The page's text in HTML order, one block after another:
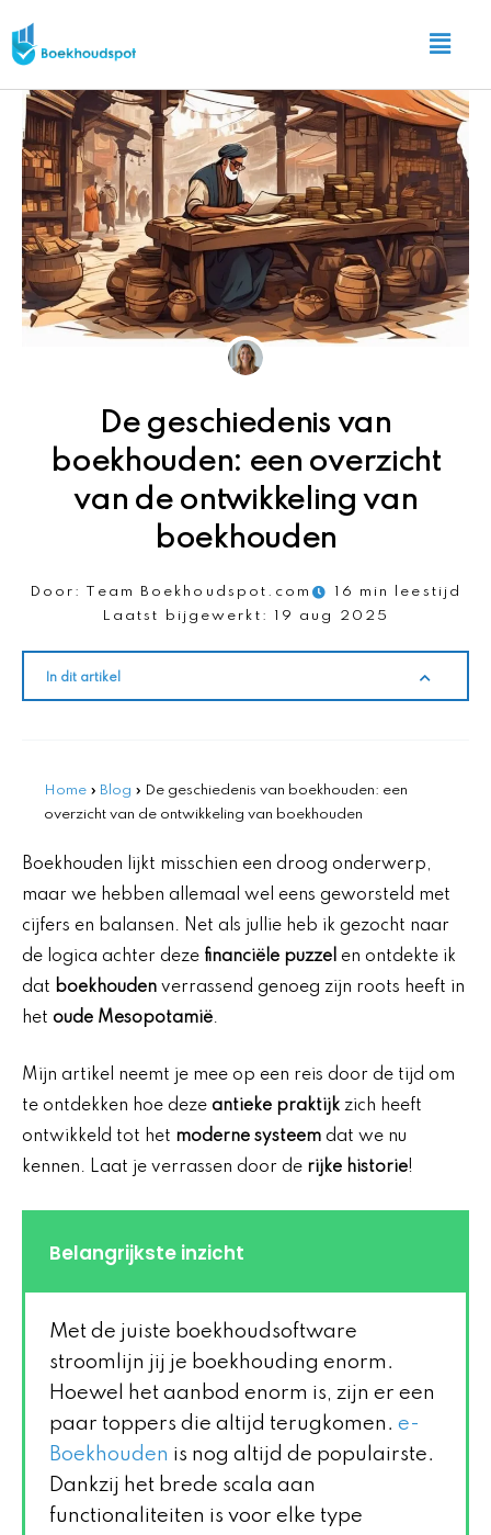
naar
de
Main
Menu
De geschiedenis van
boekhouden: een overzicht
van de ontwikkeling van
boekhouden
Door: Team Boekhoudspot.com
16 min leestijd
Laatst bijgewerkt:
19 aug 2025
In dit artikel
Home » Blog » De geschiedenis van boekhouden: een
overzicht van de ontwikkeling van boekhouden
Boekhouden lijkt misschien een droog onderwerp,
maar we hebben allemaal wel eens geworsteld met
cijfers en balansen. Net als jullie heb ik gezocht naar
de logica achter deze financiële puzzel en ontdekte ik
dat boekhouden verrassend genoeg zijn roots heeft in
het oude Mesopotamië.
Mijn artikel neemt je mee op een reis door de tijd om
te ontdekken hoe deze antieke praktijk zich heeft
ontwikkeld tot het moderne systeem dat we nu
kennen. Laat je verrassen door de rijke historie!
Belangrijkste inzicht
Met de juiste boekhoudsoftware
stroomlijn jij je boekhouding enorm.
Hoewel het aanbod enorm is, zijn er een
paar toppers die altijd terugkomen. e-
Boekhouden is nog altijd de populairste.
Dankzij het brede scala aan
functionaliteiten is voor elke type